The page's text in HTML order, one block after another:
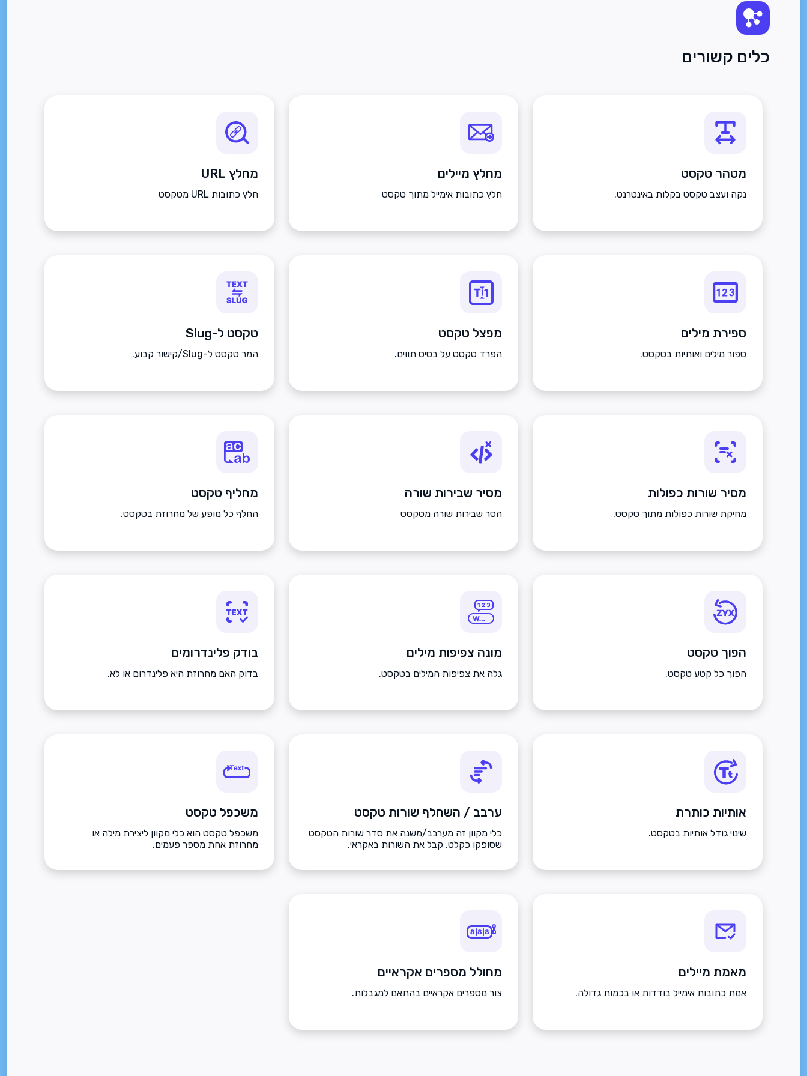
כלים קשורים
מטהר טקסט
נקה ועצב טקסט בקלות באינטרנט.
מחלץ מיילים
חלץ כתובות אימייל מתוך טקסט
מחלץ URL
חלץ כתובות URL מטקסט
ספירת מילים
ספור מילים ואותיות בטקסט.
מפצל טקסט
הפרד טקסט על בסיס תווים.
טקסט ל-Slug
המר טקסט ל-Slug/קישור קבוע.
מסיר שורות כפולות
מחיקת שורות כפולות מתוך טקסט.
מסיר שבירות שורה
הסר שבירות שורה מטקסט
מחליף טקסט
החלף כל מופע של מחרוזת בטקסט.
הפוך טקסט
הפוך כל קטע טקסט.
מונה צפיפות מילים
גלה את צפיפות המילים בטקסט.
בודק פלינדרומים
בדוק האם מחרוזת היא פלינדרום או לא.
אותיות כותרת
שינוי גודל אותיות בטקסט.
ערבב / השחלף שורות טקסט
כלי מקוון זה מערבב/משנה את סדר שורות הטקסט
שסופקו כקלט. קבל את השורות באקראי.
משכפל טקסט
משכפל טקסט הוא כלי מקוון ליצירת מילה או
מחרוזת אחת מספר פעמים.
מאמת מיילים
אמת כתובות אימייל בודדות או בכמות גדולה.
מחולל מספרים אקראיים
צור מספרים אקראיים בהתאם למגבלות.